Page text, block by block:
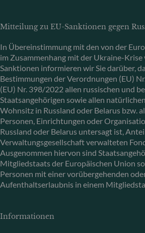
Mitteilung zu EU-Sanktionen gegen
In Übereinstimmung mit den von der
im Zusammenhang mit der Ukraine-Krise
Sanktionen informieren wir Sie darüber,
Bestimmungen der Verordnungen (EU)
(EU) Nr. 398/2022 allen russischen und
Staatsangehörigen sowie allen
Wohnsitz in Russland oder Belarus bzw.
Personen, Einrichtungen oder
Russland oder Belarus untersagt ist,
Verwaltungsgesellschaft verwalteten
Ausgenommen hiervon sind
Mitgliedstaats der Europäischen Union
Personen mit einer vorübergehenden
Aufenthaltserlaubnis in einem
Informationen